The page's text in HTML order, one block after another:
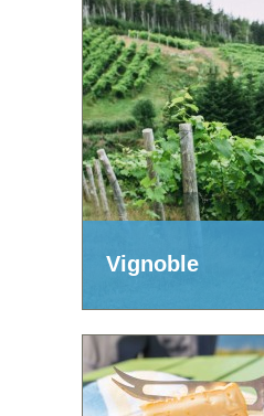
Vignoble